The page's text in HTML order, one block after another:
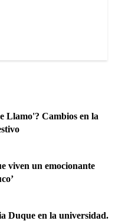
Llamo'? Cambios en la
viven un emocionante
Duque en la universidad.